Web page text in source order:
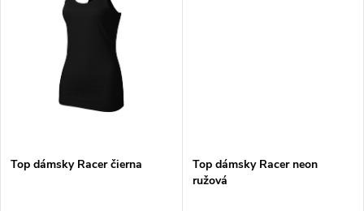
Top dámsky Racer čierna
Top dámsky Racer neon
ružová